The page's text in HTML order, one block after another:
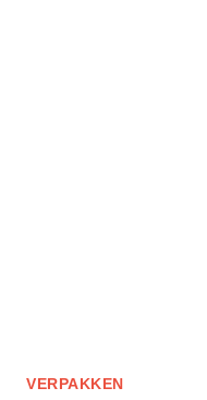
VERPAKKEN